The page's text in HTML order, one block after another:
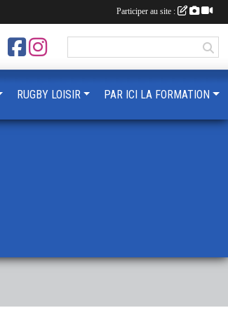
RUGBY LOISIR PAR ICI LA FORMATION
Participer au site :